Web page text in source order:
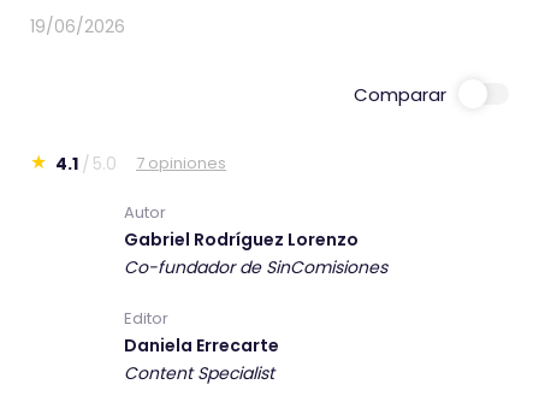
19/06/2026
Comparar
E
4.1 5.0 7 opiniones
Autor
Gabriel Rodríguez Lorenzo
Co-fundador de SinComisiones
Editor
Daniela Errecarte
Content Specialist